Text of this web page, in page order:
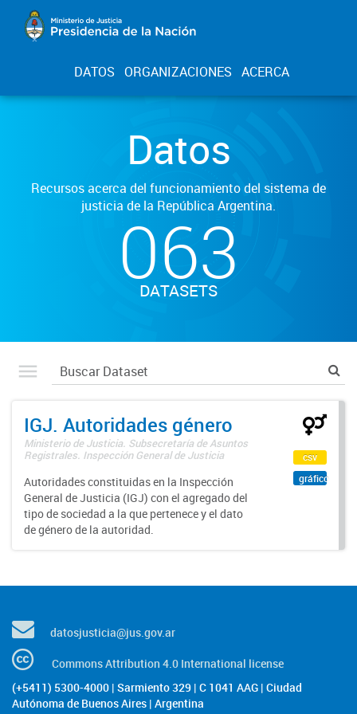
DATOS ORGANIZACIONES ACERCA
Datos
Recursos acerca del funcionamiento del sistema de
justicia de la República Argentina.
063
DATASETS
IGJ. Autoridades género
Ministerio de Justicia. Subsecretaría de Asuntos
Registrales. Inspección General de Justicia
Autoridades constituidas en la Inspección
General de Justicia (IGJ) con el agregado del
tipo de sociedad a la que pertenece y el dato
de género de la autoridad.
csv
gráfico
datosjusticia@jus.gov.ar
Commons Attribution 4.0 International license
(+5411) 5300-4000 | Sarmiento 329 | C 1041 AAG | Ciudad
Autónoma de Buenos Aires | Argentina